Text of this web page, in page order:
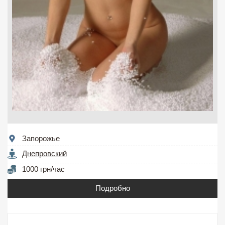
Запорожье
Днепровский
1000 грн/час
Подробно